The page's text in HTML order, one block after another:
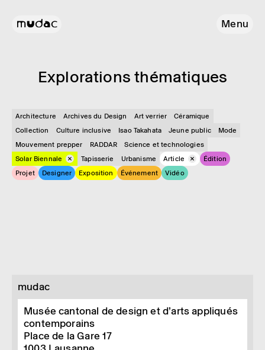
Menu
Explo­ra­tions théma­tiques
Architecture Archives du Design Art verrier
Céramique
Collection
Culture inclusive Isao Takahata Jeune public
Mode
Mouvement prepper
RADDAR
Science et technologies
Solar Biennale
Tapisserie Urbanisme Article
Édition
Projet
Designer Exposition Événement Vidéo
mudac
Musée cantonal de design et d’arts appliqués
contemporains
Place de la Gare 17